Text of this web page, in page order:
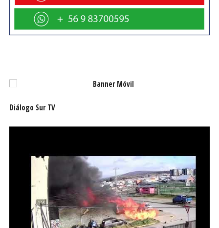
efectos de la caída de su principal producto de
exportación, como es el cobre, vuelve a tomar
preponderancia la necesidad de dar impulso a
sí estaría mutando hacia otro estado, menos
Fuente: Estrategia.
Diálogo Sur TV